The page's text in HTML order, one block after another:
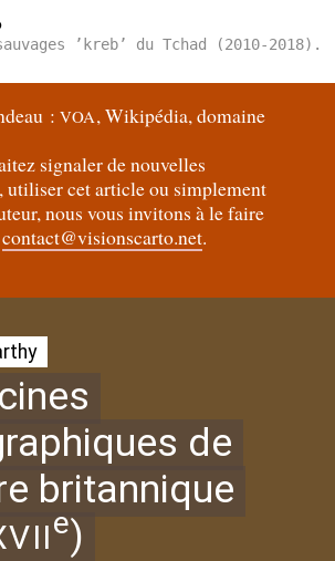
’kreb’ du Tchad (2010-2018).
: VOA, Wikipédia, domaine
signaler de nouvelles
utiliser cet article ou simplement
nous vous invitons à le faire
contact@visionscarto.net.
de
britannique
e)